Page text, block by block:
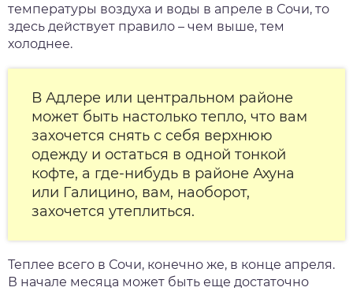
температуры воздуха и воды в апреле в Сочи, то
здесь действует правило – чем выше, тем
холоднее.
В Адлере или центральном районе
может быть настолько тепло, что вам
захочется снять с себя верхнюю
одежду и остаться в одной тонкой
кофте, а где-нибудь в районе Ахуна
или Галицино, вам, наоборот,
захочется утеплиться.
Теплее всего в Сочи, конечно же, в конце апреля.
В начале месяца может быть еще достаточно